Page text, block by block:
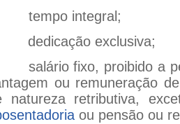
tempo integral;
dedicação exclusiva;
salário fixo, proibido a
ou remuneração
natureza retributiva,
ou pensão ou